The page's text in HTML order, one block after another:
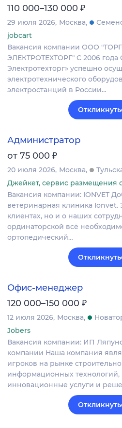
110 000–130 000 ₽
29 июля 2026 Москва
jobcart
Вакансия компании ООО
ЭЛЕКТРОТЕХТОРГ" С 2006
Электротехторг» успешно
электротехнического
электростанций в России…
Администратор
от 75 000 ₽
20 июля 2026 Москва
Джейкет, сервис размещения
Вакансия компании: IONVET
ветеринарная клиника Ionvet.
клиентах, но и о наших
ординаторской всё
ортопедический…
Офис-менеджер
120 000–150 000 ₽
12 июля 2026 Москва
Jobers
Вакансия компании: ИП
компании Наша компания
игроков на рынке
информационных технологий,
инновационные услуги и